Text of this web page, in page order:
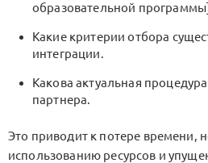
образовательной
Какие критерии отбора
интеграции.
Какова актуальная
партнера.
Это приводит к потере времени,
использованию ресурсов и